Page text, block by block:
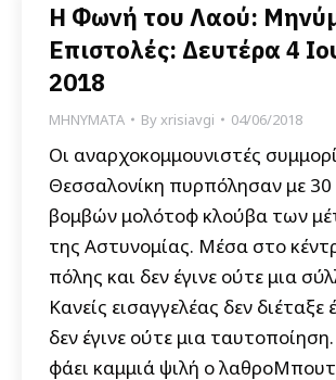
Η Φωνή του Λαού:
Επιστολές: Δευτέρα 4
2018
ΜΗΝΥΜΑΤΑ Byxrisiavgi 04/06/2018
Οι αναρχοκομμουνιστές
Θεσσαλονίκη πυρπόλησαν με 30
βομβών μολότοφ κλούβα των
της Αστυνομίας. Μέσα στο
πόλης και δεν έγινε ούτε μια
Κανείς εισαγγελέας δεν διέταξε
δεν έγινε ούτε μια
φάει καμμιά ψιλή ο